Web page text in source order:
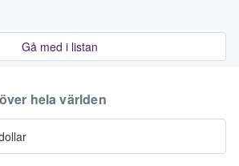
Gå med i listan
hela världen